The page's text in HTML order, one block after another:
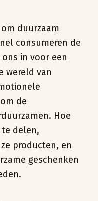
duurzaam
consumeren de
in voor een
wereld van
de
Hoe
delen,
producten, en
geschenken